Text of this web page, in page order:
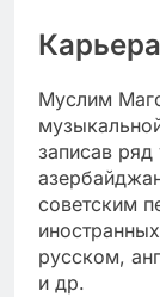
Муслим
записав
советским
русском,
и др.